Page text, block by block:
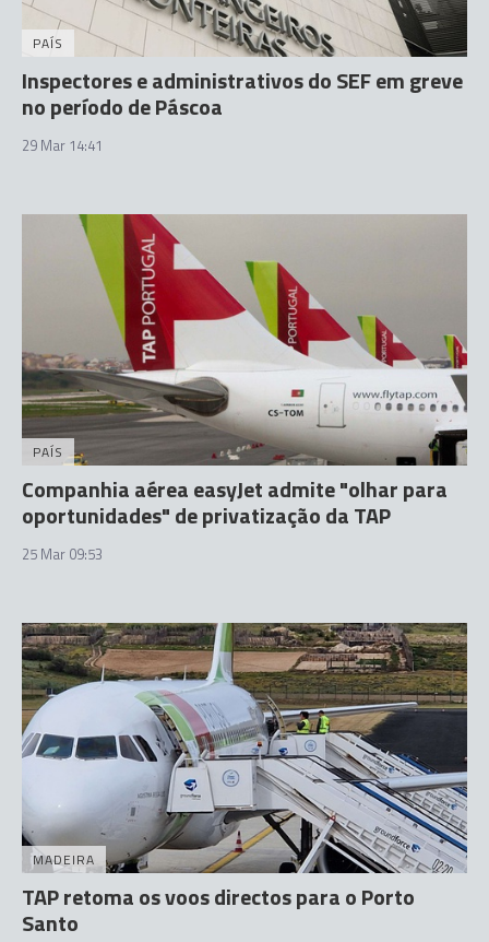
PAÍS
Inspectores e administrativos do SEF em greve
no período de Páscoa
29 Mar 14:41
PAÍS
Companhia aérea easyJet admite "olhar para
oportunidades" de privatização da TAP
25 Mar 09:53
MADEIRA
TAP retoma os voos directos para o Porto
Santo